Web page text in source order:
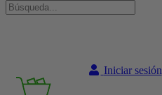
Iniciar sesión